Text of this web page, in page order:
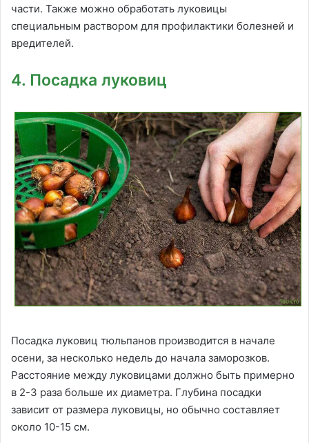
части. Также можно обработать луковицы
специальным раствором для профилактики болезней и
вредителей.
4. Посадка луковиц
Посадка луковиц тюльпанов производится в начале
осени, за несколько недель до начала заморозков.
Расстояние между луковицами должно быть примерно
в 2-3 раза больше их диаметра. Глубина посадки
зависит от размера луковицы, но обычно составляет
около 10-15 см.